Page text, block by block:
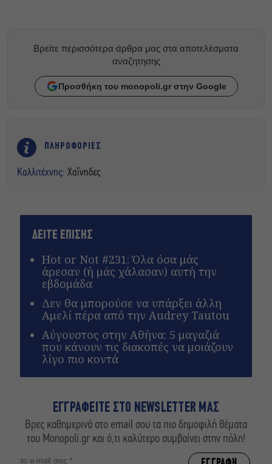
Βρείτε περισσότερα άρθρα μας στα αποτελέσματα
αναζητησης
Προσθήκη του monopoli.gr στην Google
ΠΛΗΡΟΦΟΡΙΕΣ
Καλλιτέχνης: Χαΐνηδες
ΔΕΙΤΕ ΕΠΙΣΗΣ
Hot or Not #231: Όλα όσα μάς
άρεσαν (ή μάς χάλασαν) αυτή την
εβδομάδα
Δεν θα μπορούσε να υπάρξει άλλη
Αμελί πέρα από την Audrey Tautou
Αύγουστος στην Αθήνα: 5 μαγαζιά
που κάνουν τις διακοπές να μοιάζουν
λίγο πιο κοντά
ΕΓΓΡΑΦΕΙΤΕ ΣΤΟ NEWSLETTER ΜΑΣ
Βρες καθημερινά στο email σου τα πιο δημοφιλή θέματα
του Monopoli.gr και ό,τι καλύτερο συμβαίνει στην πόλη!